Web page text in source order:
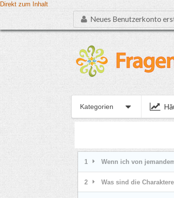
Direkt zum Inhalt
Neues Benutzerkonto
Kategorien
1 Wenn ich von
2 Was sind die